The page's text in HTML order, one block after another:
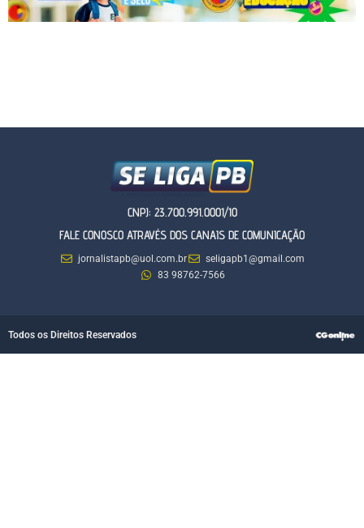
CNPJ: 23.700.991.0001/10
FALE CONOSCO ATRAVÉS DOS CANAIS DE COMUNICAÇÃO
jornalistapb@uol.com.br
seligapb1@gmail.com
83 98762-7566
Todos os Direitos Reservados